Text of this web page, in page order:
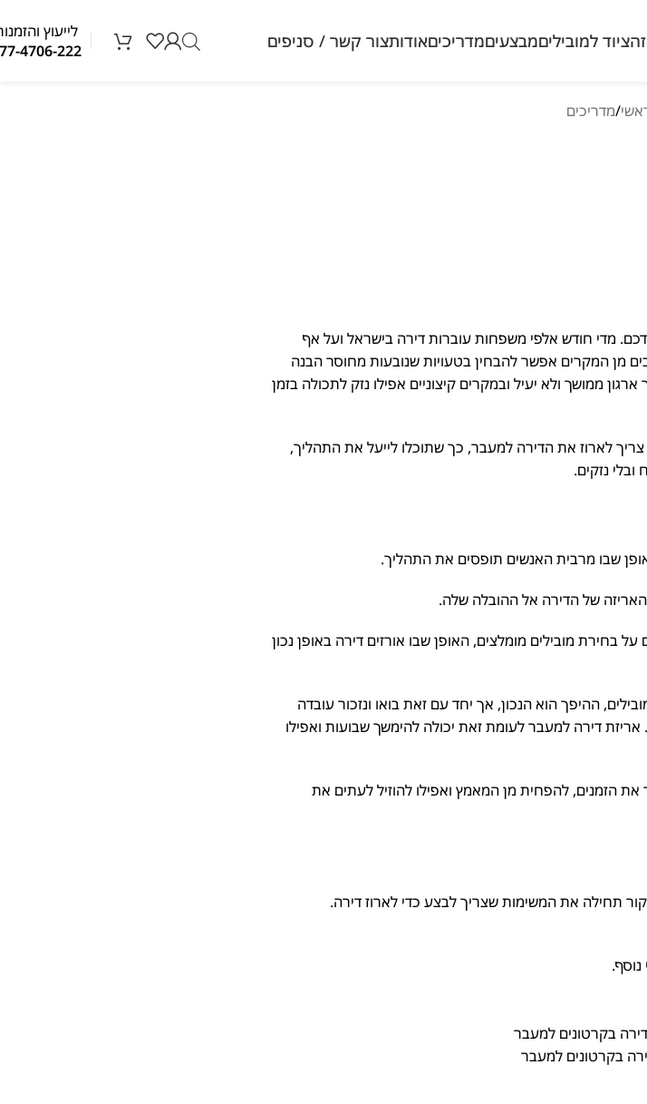
ציוד למוביליםמבצעיםמדריכיםאודותצור קשר / סניפים
לייעוץ והזמנות
077-4706-222
מדריכים
מדי חודש אלפי משפחות עוברות דירה בישראל ועל אף
מן המקרים אפשר להבחין בטעויות שנובעות מחוסר הבנה
ממושך ולא יעיל ובמקרים קיצוניים אפילו נזק לתכולה בזמן
לארוז את הדירה למעבר, כך שתוכלו לייעל את התהליך,
נזקים.
שבו מרבית האנשים תופסים את התהליך.
של הדירה אל ההובלה שלה.
מובילים מומלצים, האופן שבו אורזים דירה באופן נכון
ההיפך הוא הנכון, אך יחד עם זאת בואו ונזכור עובדה
דירה למעבר לעומת זאת יכולה להימשך שבועות ואפילו
הזמנים, להפחית מן המאמץ ואפילו להוזיל לעתים את
תחילה את המשימות שצריך לבצע כדי לארוז דירה.
בקרטונים למעבר